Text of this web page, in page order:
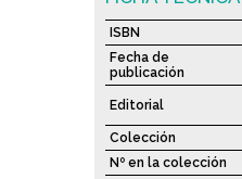
ISBN
Fecha de
publicación
Editorial
Colección
Nº en la colección